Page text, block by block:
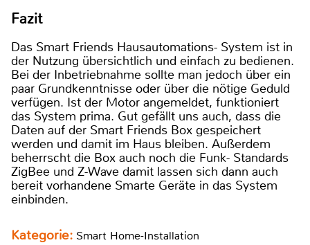
Fazit
Das Smart Friends Hausautomations- System ist in
der Nutzung übersichtlich und einfach zu bedienen.
Bei der Inbetriebnahme sollte man jedoch über ein
paar Grundkenntnisse oder über die nötige Geduld
verfügen. Ist der Motor angemeldet, funktioniert
das System prima. Gut gefällt uns auch, dass die
Daten auf der Smart Friends Box gespeichert
werden und damit im Haus bleiben. Außerdem
beherrscht die Box auch noch die Funk- Standards
ZigBee und Z-Wave damit lassen sich dann auch
bereit vorhandene Smarte Geräte in das System
einbinden.
Kategorie: Smart Home-Installation